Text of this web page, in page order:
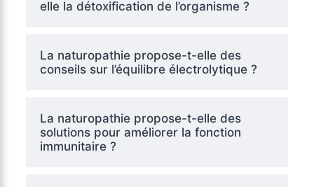
elle la détoxification de l’organisme ?
La naturopathie propose-t-elle des
conseils sur l’équilibre électrolytique ?
La naturopathie propose-t-elle des
solutions pour améliorer la fonction
immunitaire ?